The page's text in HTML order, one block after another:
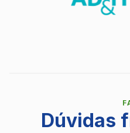
Dúvidas